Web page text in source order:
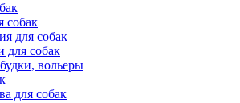
собак
для собак
для собак
вольеры
для собак